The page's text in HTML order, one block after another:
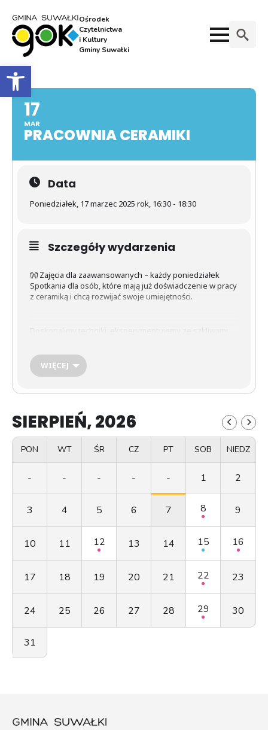
Otwórz pasek narzędzi
Ośrodek
Czytelnictwa
i Kultury
Gminy Suwałki
17
MAR
PRACOWNIA CERAMIKI
Data
Poniedziałek, 17 marzec 2025 rok, 16:30 - 18:30
Szczegóły wydarzenia
👐 Zajęcia dla zaawansowanych – każdy poniedziałek
Spotkania dla osób, które mają już doświadczenie w pracy
z ceramiką i chcą rozwijać swoje umiejętności.
jak i formy dekoracyjne.
📅 Terminy: każdy poniedziałek – 16:30
📩 Zapisy: kontakt@gok.suwalki.pl
WIĘCEJ
SIERPIEŃ, 2026
PON WT ŚR CZ PT SOB NIEDZ
- - - - - 1 2
3 4 5 6 7 8 9
10 11 12 13 14 15 16
17 18 19 20 21 22 23
24 25 26 27 28 29 30
31